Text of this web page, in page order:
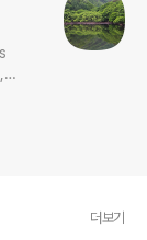
더보기